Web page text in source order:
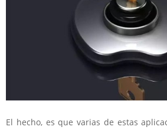
El hecho, es que varias de estas